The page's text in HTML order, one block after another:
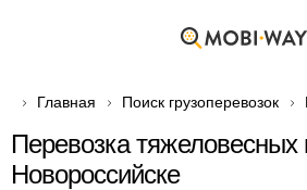
Главная Поиск грузоперевозок
Перевозка тяжеловесных
Новороссийске